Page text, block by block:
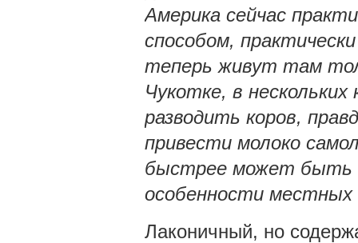
Америка сейчас
способом,
теперь живут там
Чукотке, в
разводить коров,
привести молоко
быстрее может быть
особенности
Лаконичный, но